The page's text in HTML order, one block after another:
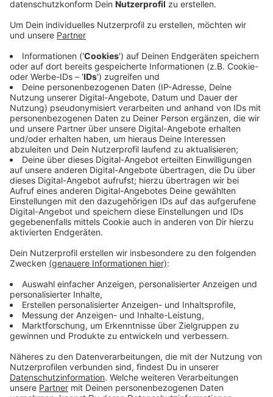
Sendelizenz, daher freuen wir uns über qualifizierte
Unterstützung von Katrin Rehse im Vorstandsteam.“
Dr. Josef Peters: Bestätigter Stellvertreter
Anzeige
Ebenfalls im Amt des ersten Stellvertreters bestätigt
ist Dr. Josef Peters. Er ist der Kreisgeschäftsführer
des Deutschen Roten Kreuz Leverkusen und vertritt
im Gremium der Veranstaltergemeinschaft den
Bereich der Wohlfahrtsverbände. Der Kreisverband
betreibt mit seinen hauptamtlichen Mitarbeitenden
unter anderem ein Alten- und Pflegeheim, eine
Sozialstation, den DRK-Hausnotruf, sechs
Kindertageseinrichtungen und einen Rettungsdienst in
Leverkusen.
Anzeige
Frischer Wind durch Katrin Rehse
Anzeige